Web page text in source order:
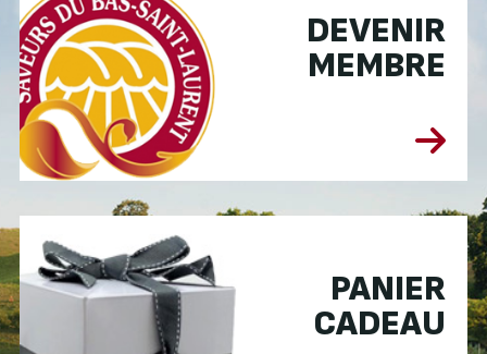
DEVENIR
MEMBRE
PANIER
CADEAU